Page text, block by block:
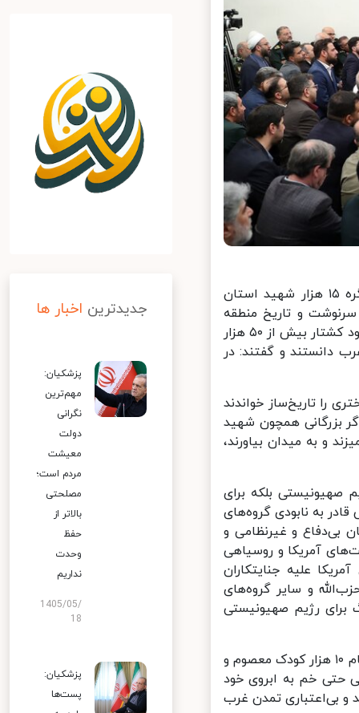
رهبر معظم انقلاب اسلامی ظهر امروز در دیدار دست‌اندرکاران برگزاری کنگره ۱۵ هزار شهید استان
و تاریخ منطقه
خواندند و با تأکید بر شکست رژیم صهیونیستی در نابود کردن مقاومت با وجود کشتار بیش از ۵۰ هزار
دانستند و گفتند: در
را تاریخ‌ساز خواندند
بزرگانی همچون شهید
و به میدان بیاورند،
بلکه برای
به نابودی گروه‌های
شهادت رساندن بیش از ۵۰ هزار انسان بی‌دفاع و غیرنظامی و
آمریکا و روسیاهی
علیه جنایتکاران
و سایر گروه‌های
رژیم صهیونیستی
ایشان شکست بزرگ‌تر را از آنِ فرهنگ و تمدن غرب خواندند و گفتند: قتل عام ۱۰ هزار کودک معصوم و
حتی خم به ابروی خود
بی‌اعتباری تمدن غرب
جدیدترین اخبار ها
پزشکیان:
مهم‌ترین
نگرانی
دولت
معیشت
مردم است؛
مصلحتی
بالاتر از
حفظ
وحدت
نداریم
1405/05/
18
پزشکیان:
پست‌ها